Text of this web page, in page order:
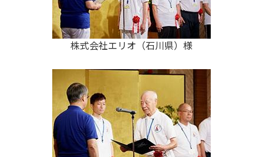
株式会社エリオ（石川県）様